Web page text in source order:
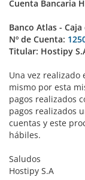
Cuenta Bancaria
Banco Atlas -
Nº de Cuenta:
Titular: Hostipy
Una vez
mismo por esta
pagos realizados
pagos realizados
cuentas y este
hábiles.
Saludos
Hostipy S.A